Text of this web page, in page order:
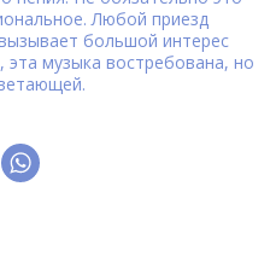
Любой приезд
большой интерес
эта музыка востребована, но